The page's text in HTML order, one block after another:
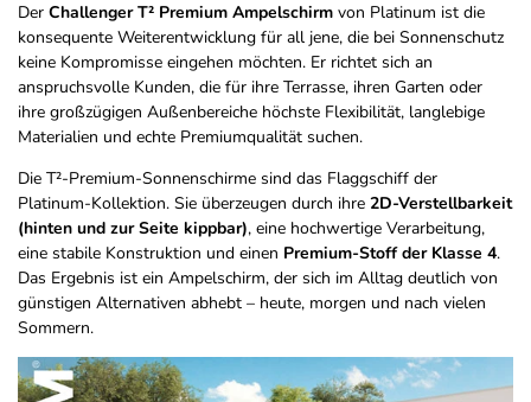
Der Challenger T² Premium Ampelschirm von Platinum ist die
konsequente Weiterentwicklung für all jene, die bei Sonnenschutz
keine Kompromisse eingehen möchten. Er richtet sich an
anspruchsvolle Kunden, die für ihre Terrasse, ihren Garten oder
ihre großzügigen Außenbereiche höchste Flexibilität, langlebige
Materialien und echte Premiumqualität suchen.
Die T²-Premium-Sonnenschirme sind das Flaggschiff der
Platinum-Kollektion. Sie überzeugen durch ihre 2D-Verstellbarkeit
(hinten und zur Seite kippbar), eine hochwertige Verarbeitung,
eine stabile Konstruktion und einen Premium-Stoff der Klasse 4.
Das Ergebnis ist ein Ampelschirm, der sich im Alltag deutlich von
günstigen Alternativen abhebt – heute, morgen und nach vielen
Sommern.